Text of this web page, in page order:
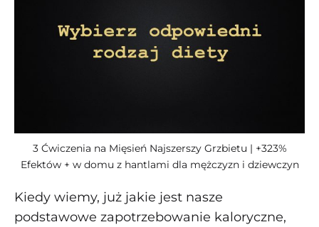
3 Ćwiczenia na Mięsień Najszerszy Grzbietu | +323%
Efektów + w domu z hantlami dla mężczyzn i dziewczyn
Kiedy wiemy, już jakie jest nasze
podstawowe zapotrzebowanie kaloryczne,